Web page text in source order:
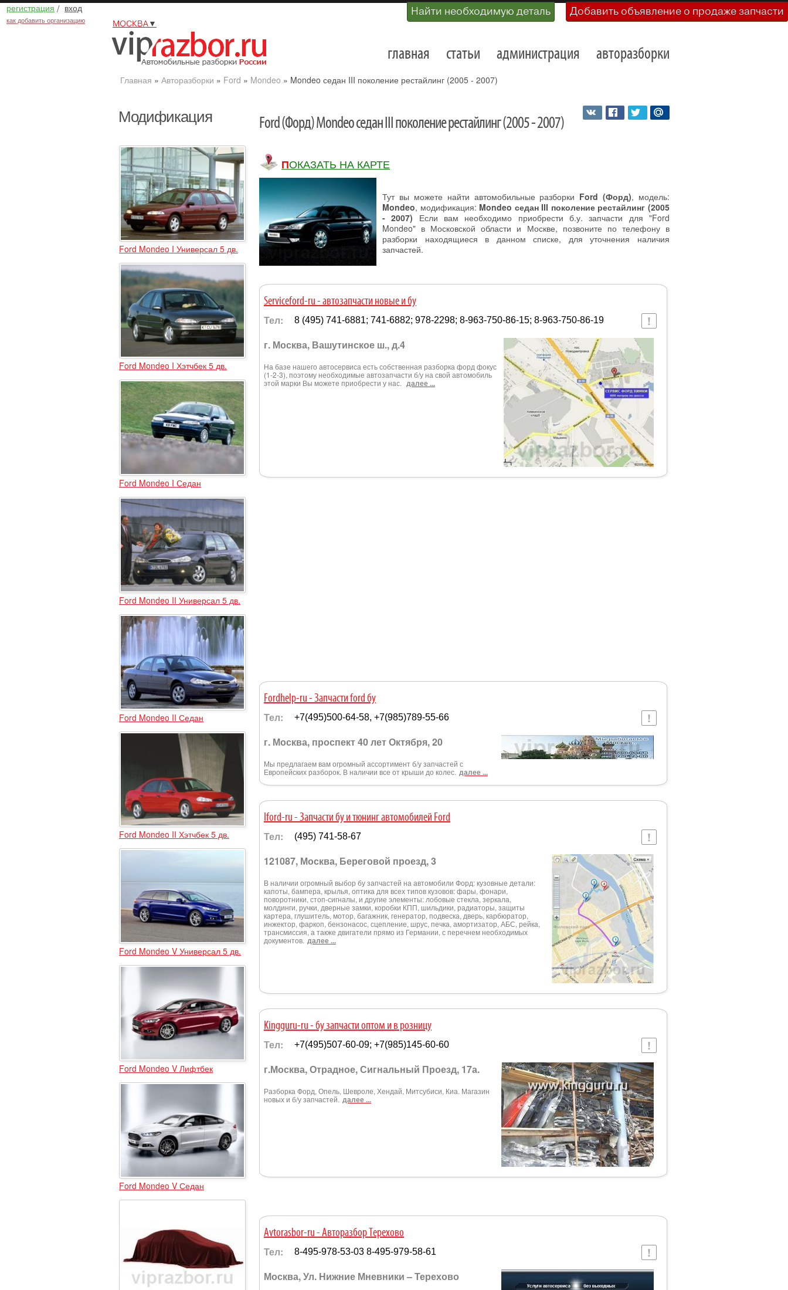
регистрация / вход
как добавить организацию
Найти необходимую деталь Добавить объявление о продаже запчасти
МОСКВА▼
главная статьи администрация авторазборки
Главная » Авторазборки » Ford » Mondeo » Mondeo седан III поколение рестайлинг (2005 - 2007)
Модификация
Ford Mondeo I Универсал 5 дв.
Ford Mondeo I Хэтчбек 5 дв.
Ford Mondeo I Седан
Ford Mondeo II Универсал 5 дв.
Ford Mondeo II Седан
Ford Mondeo II Хэтчбек 5 дв.
Ford Mondeo V Универсал 5 дв.
Ford Mondeo V Лифтбек
Ford Mondeo V Седан
Ford (Форд) Mondeo седан III поколение рестайлинг (2005 - 2007)
ПОКАЗАТЬ НА КАРТЕ
Тут вы можете найти автомобильные разборки Ford (Форд), модель:
Mondeo, модификация: Mondeo седан III поколение рестайлинг (2005
- 2007) Если вам необходимо приобрести б.у. запчасти для "Ford
Mondeo" в Московской области и Москве, позвоните по телефону в
разборки находящиеся в данном списке, для уточнения наличия
запчастей.
Serviceford-ru - автозапчасти новые и бу
Тел: 8 (495) 741-6881; 741-6882; 978-2298; 8-963-750-86-15; 8-963-750-86-19
г. Москва, Вашутинское ш., д.4
На базе нашего автосервиса есть собственная разборка форд фокус
(1-2-3), поэтому необходимые автозапчасти б/у на свой автомобиль
этой марки Вы можете приобрести у нас. далее ...
Fordhelp-ru - Запчасти ford бу
Тел: +7(495)500-64-58, +7(985)789-55-66
г. Москва, проспект 40 лет Октября, 20
Мы предлагаем вам огромный ассортимент б/у запчастей с
Европейских разборок. В наличии все от крыши до колес. далее ...
Iford-ru - Запчасти бу и тюнинг автомобилей Ford
Тел: (495) 741-58-67
121087, Москва, Береговой проезд, 3
В наличии огромный выбор бу запчастей на автомобили Форд: кузовные детали:
капоты, бампера, крылья, оптика для всех типов кузовов: фары, фонари,
поворотники, стоп-сигналы, и другие элементы: лобовые стекла, зеркала,
молдинги, ручки, дверные замки, коробки КПП, шильдики, радиаторы, защиты
картера, глушитель, мотор, багажник, генератор, подвеска, дверь, карбюратор,
инжектор, фаркоп, бензонасос, сцепление, шрус, печка, амортизатор, АБС, рейка,
трансмиссия, а также двигатели прямо из Германии, с перечнем необходимых
документов. далее ...
Kingguru-ru - бу запчасти оптом и в розницу
Тел: +7(495)507-60-09; +7(985)145-60-60
г.Москва, Отрадное, Сигнальный Проезд, 17а.
Разборка Форд, Опель, Шевроле, Хендай, Митсубиси, Киа. Магазин
новых и б/у запчастей. далее ...
Avtorasbor-ru - Авторазбор Терехово
Тел: 8-495-978-53-03 8-495-979-58-61
Москва, Ул. Нижние Мневники – Терехово